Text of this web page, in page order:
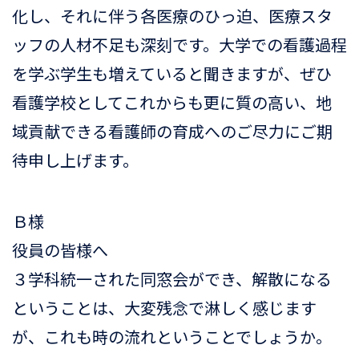
化し、それに伴う各医療のひっ迫、医療スタ
ッフの人材不足も深刻です。大学での看護過程
を学ぶ学生も増えていると聞きますが、ぜひ
看護学校としてこれからも更に質の高い、地
域貢献できる看護師の育成へのご尽力にご期
待申し上げます。
Ｂ様
役員の皆様へ
３学科統一された同窓会ができ、解散になる
ということは、大変残念で淋しく感じます
が、これも時の流れということでしょうか。